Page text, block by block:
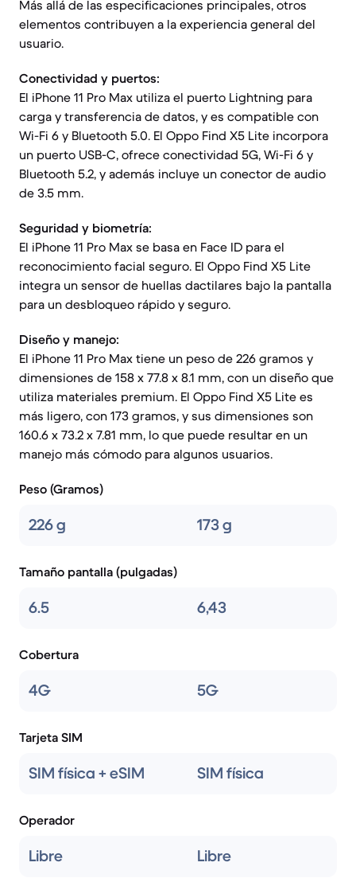
Más allá de las especificaciones principales, otros
elementos contribuyen a la experiencia general del
usuario.
Conectividad y puertos:
El iPhone 11 Pro Max utiliza el puerto Lightning para
carga y transferencia de datos, y es compatible con
Wi-Fi 6 y Bluetooth 5.0. El Oppo Find X5 Lite incorpora
un puerto USB-C, ofrece conectividad 5G, Wi-Fi 6 y
Bluetooth 5.2, y además incluye un conector de audio
de 3.5 mm.
Seguridad y biometría:
El iPhone 11 Pro Max se basa en Face ID para el
reconocimiento facial seguro. El Oppo Find X5 Lite
integra un sensor de huellas dactilares bajo la pantalla
para un desbloqueo rápido y seguro.
Diseño y manejo:
El iPhone 11 Pro Max tiene un peso de 226 gramos y
dimensiones de 158 x 77.8 x 8.1 mm, con un diseño que
utiliza materiales premium. El Oppo Find X5 Lite es
más ligero, con 173 gramos, y sus dimensiones son
160.6 x 73.2 x 7.81 mm, lo que puede resultar en un
manejo más cómodo para algunos usuarios.
Peso (Gramos)
226 g 173 g
Tamaño pantalla (pulgadas)
6.5 6,43
Cobertura
4G 5G
Tarjeta SIM
SIM física + eSIM SIM física
Operador
Libre Libre